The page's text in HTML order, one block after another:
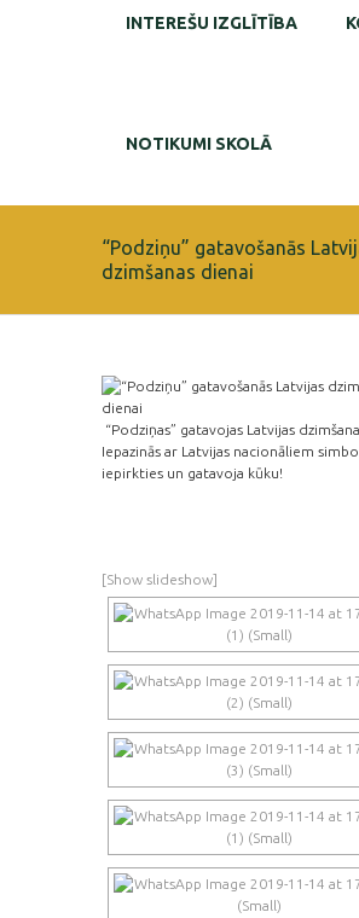
INTEREŠU IZGLĪTĪBA
NOTIKUMI SKOLĀ
“Podziņu” gatavošanās
dzimšanas dienai
“Podziņas” gatavojas Latvijas
Iepazinās ar Latvijas nacionāliem
iepirkties un gatavoja kūku!
[Show slideshow]